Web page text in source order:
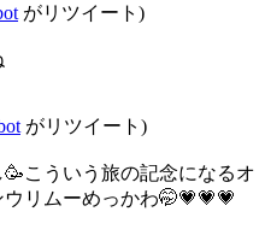
がリツイート)
がリツイート)
こういう旅の記念になるオ
リムーめっかわ🤭💗💗💗